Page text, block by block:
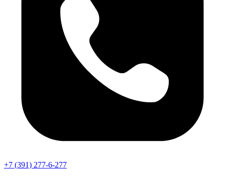
+7 (391) 277-6-277